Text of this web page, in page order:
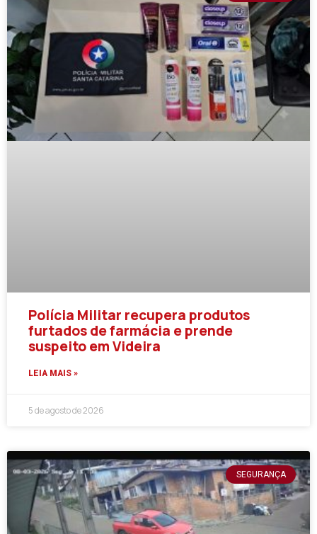
Polícia Militar recupera produtos
furtados de farmácia e prende
suspeito em Videira
LEIA MAIS »
5 de agosto de 2026
SEGURANÇA